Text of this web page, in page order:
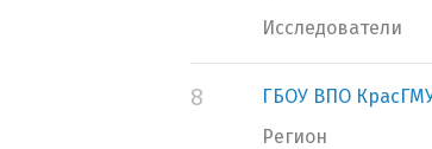
Исследователи
8
ГБОУ ВПО
Регион